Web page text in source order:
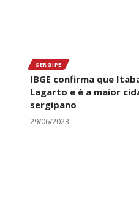
SERGIPE
IBGE confirma que
Lagarto e é a maior
sergipano
29/06/2023